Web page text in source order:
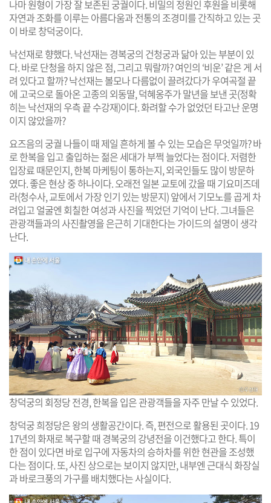
나마 원형이 가장 잘 보존된 궁궐이다. 비밀의 정원인 후원을 비롯해
자연과 조화를 이루는 아름다움과 전통의 조경미를 간직하고 있는 곳
이 바로 창덕궁이다.
낙선재로 향했다. 낙선재는 경복궁의 건청궁과 닮아 있는 부분이 있
다. 바로 단청을 하지 않은 점, 그리고 뭐랄까? 여인의 ‘비운’ 같은 게 서
려 있다고 할까? 낙선재는 볼모나 다름없이 끌려갔다가 우여곡절 끝
에 고국으로 돌아온 고종의 외동딸, 덕혜옹주가 말년을 보낸 곳(정확
히는 낙선재의 우측 끝 수강재)이다. 화려할 수가 없었던 타고난 운명
이지 않았을까?
요즈음의 궁궐 나들이 때 제일 흔하게 볼 수 있는 모습은 무엇일까? 바
로 한복을 입고 출입하는 젊은 세대가 부쩍 늘었다는 점이다. 저렴한
입장료 때문인지, 한복 마케팅이 통하는지, 외국인들도 많이 방문하
였다. 좋은 현상 중 하나이다. 오래전 일본 교토에 갔을 때 기요미즈데
라(청수사, 교토에서 가장 인기 있는 방문지) 앞에서 기모노를 곱게 차
려입고 얼굴엔 회칠한 여성과 사진을 찍었던 기억이 난다. 그녀들은
관광객들과의 사진촬영을 은근히 기대한다는 가이드의 설명이 생각
난다.
창덕궁의 회정당 전경, 한복을 입은 관광객들을 자주 만날 수 있었다.
창덕궁 희정당은 왕의 생활공간이다. 즉, 편전으로 활용된 곳이다. 19
17년의 화재로 복구할 때 경복궁의 강녕전을 이건했다고 한다. 특이
한 점이 있다면 바로 입구에 자동차의 승하차를 위한 현관을 조성했
다는 점이다. 또, 사진 상으로는 보이지 않지만, 내부엔 근대식 화장실
과 바로크풍의 가구를 배치했다는 사실이다.